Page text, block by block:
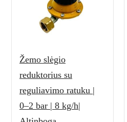
Žemo slėgio
reduktorius su
reguliavimo ratuku |
0–2 bar | 8 kg/h|